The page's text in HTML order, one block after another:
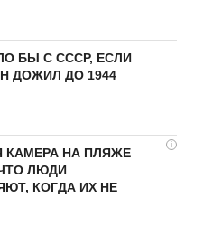
БЫ С СССР, ЕСЛИ
ДОЖИЛ ДО 1944
i
КАМЕРА НА ПЛЯЖЕ
ЛЮДИ
КОГДА ИХ НЕ